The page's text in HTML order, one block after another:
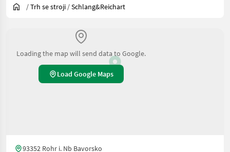
/Trh se stroji /Schlang&Reichart
Loading the map will send data to Google.
Load Google Maps
93352 Rohr i. Nb Bavorsko